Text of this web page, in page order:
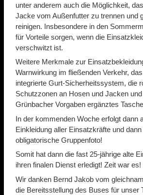
unter anderem auch die Möglichkeit,
Jacke vom Außenfutter zu trennen und
reinigen. Insbesondere in den
für Vorteile sorgen, wenn die
verschwitzt ist.
Weitere Merkmale zur
Warnwirkung im fließenden Verkehr,
integrierte Gurt-Sicherheitssystem, die
Schutzzonen an Hosen und Jacken
Grünbacher Vorgaben ergänztes
In der kommenden Woche erfolgt dann
Einkleidung aller Einsatzkräfte und
obligatorische Gruppenfoto!
Somit hat dann die fast 25-jährige alte
ihren finalen Dienst erledigt! Zeit war es!
Wir danken Bernd Jakob vom
die Bereitsstellung des Buses für unser